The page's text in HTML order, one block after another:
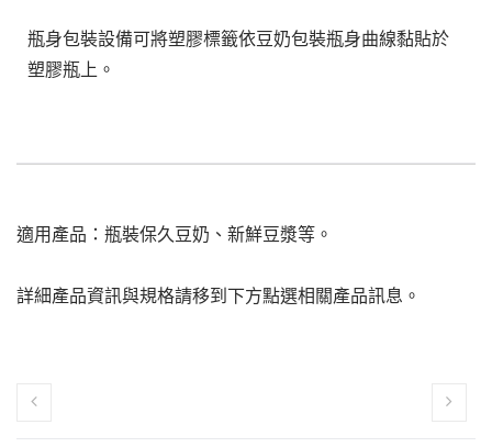
瓶身包裝設備可將塑膠標籤依豆奶包裝瓶身曲線黏貼於
塑膠瓶上。
適用產品：瓶裝保久豆奶、新鮮豆漿等。
詳細產品資訊與規格請移到下方點選相關產品訊息。